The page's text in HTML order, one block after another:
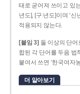
태로 굳어져 쓰이고 있
년도], [구ː년도]이며 ‘
적용되지 않는다.
[붙임 3] 둘 이상의 단
합된 각 단어를 두음 법
붙여서 쓰면 ‘한국여자
더 알아보기